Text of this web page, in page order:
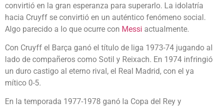
convirtió en la gran esperanza para superarlo. La idolatría
hacia Cruyff se convirtió en un auténtico fenómeno social.
Algo parecido a lo que ocurre con Messi actualmente.
Con Cruyff el Barça ganó el título de liga 1973-74 jugando al
lado de compañeros como Sotil y Reixach. En 1974 infringió
un duro castigo al eterno rival, el Real Madrid, con el ya
mítico 0-5.
En la temporada 1977-1978 ganó la Copa del Rey y